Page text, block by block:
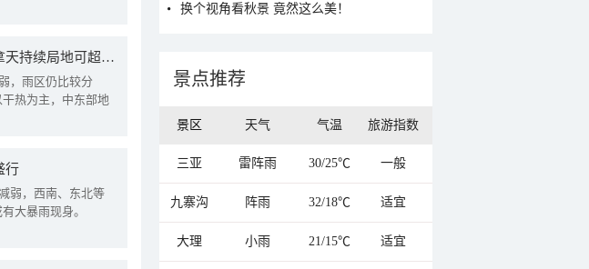
我国降雨强度进一步减弱 中东部大范围桑拿天持续局地可超38℃
，雨区仍比较分
热为主，中东部地
行
弱，西南、东北等
大暴雨现身。
换个视角看秋景 竟然这么美！
景点推荐
景区 天气 气温 旅游指数
三亚 雷阵雨 30/25℃ 一般
九寨沟 阵雨 32/18℃ 适宜
大理 小雨 21/15℃ 适宜